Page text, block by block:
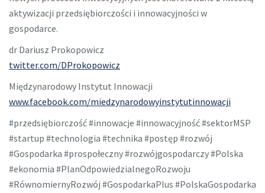
aktywizacji przedsiębiorczości i innowacyjności w
gospodarce.
dr Dariusz Prokopowicz
twitter.com/DProkopowicz
Międzynarodowy Instytut Innowacji
www.facebook.com/miedzynarodowyinstytutinnowacji
#przedsiębiorczość #innowacje #innowacyjność #sektorMSP
#startup #technologia #technika #postęp #rozwój
#Gospodarka #prospołeczny #rozwójgospodarczy #Polska
#ekonomia #PlanOdpowiedzialnegoRozwoju
#RównomiernyRozwój #GospodarkaPlus #PolskaGospodarka